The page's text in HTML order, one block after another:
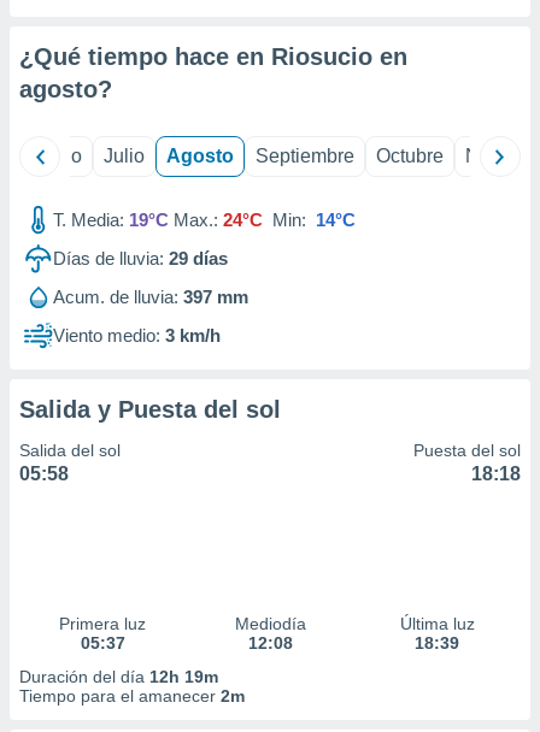
e
de
¿Qué tiempo hace en Riosucio en
agosto?
Junio Julio Agosto Septiembre Octubre
T. Media: 19°C Max.: 24°C Min: 14°C
Días de lluvia: 29 días
Acum. de lluvia: 397 mm
Viento medio: 3 km/h
Salida y Puesta del sol
Salida del sol
05:58
Puesta del sol
18:18
Primera luz
05:37
Mediodía
12:08
Última luz
18:39
Duración del día 12h 19m
Tiempo para el amanecer 2m